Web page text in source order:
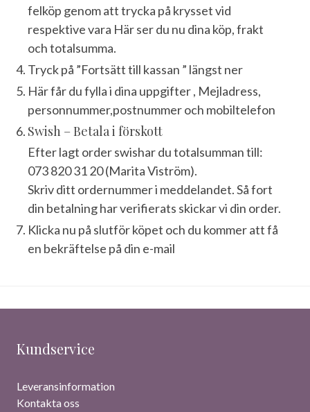
felköp genom att trycka på krysset vid
respektive vara Här ser du nu dina köp, frakt
och totalsumma.
Tryck på ”Fortsätt till kassan ” längst ner
Här får du fylla i dina uppgifter , Mejladress,
personnummer,postnummer och mobiltelefon
Swish – Betala i förskott
Efter lagt order swishar du totalsumman till:
073 820 31 20 (Marita Viström).
Skriv ditt ordernummer i meddelandet. Så fort
din betalning har verifierats skickar vi din order.
Klicka nu på slutför köpet och du kommer att få
en bekräftelse på din e-mail
Kundservice
Leveransinformation
Kontakta oss